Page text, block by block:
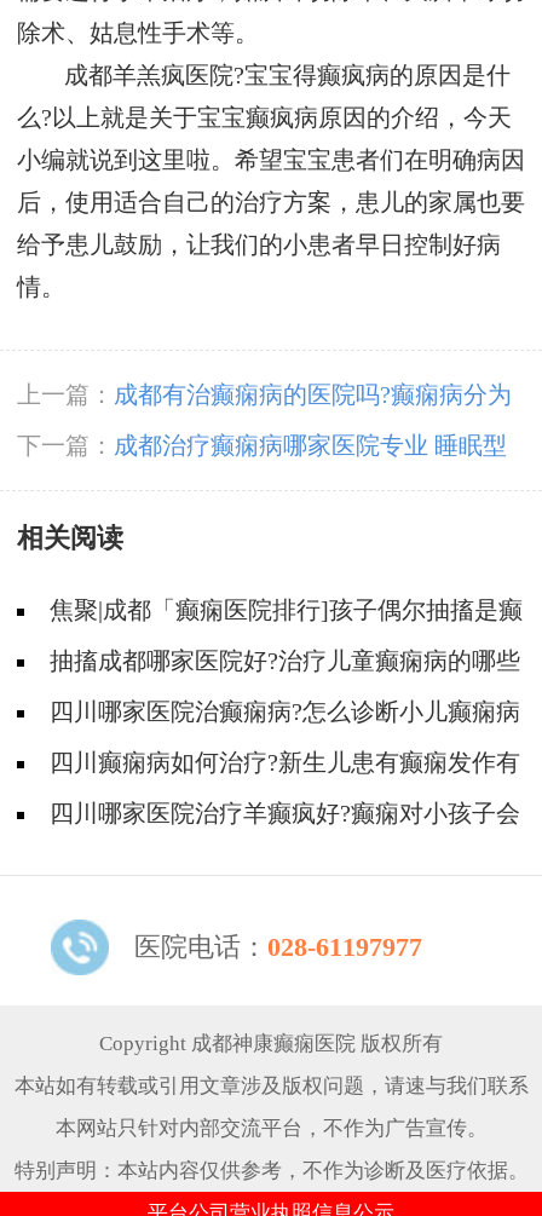
除术、姑息性手术等。
成都羊羔疯医院?宝宝得癫疯病的原因是什
么?以上就是关于宝宝癫疯病原因的介绍，今天
小编就说到这里啦。希望宝宝患者们在明确病因
后，使用适合自己的治疗方案，患儿的家属也要
给予患儿鼓励，让我们的小患者早日控制好病
情。
上一篇： 成都有治癫痫病的医院吗?癫痫病分为
几种类型
下一篇： 成都治疗癫痫病哪家医院专业 睡眠型
癫痫病怎么治疗好
相关阅读
焦聚|成都「癫痫医院排行]孩子偶尔抽搐是癫
痫吗?抽搐成都哪家医院好?治疗儿童癫痫病的哪些
药物好?
四川哪家医院治癫痫病?怎么诊断小儿癫痫病
科学?四川癫痫病如何治疗?新生儿患有癫痫发作有
什么症状?
四川哪家医院治疗羊癫疯好?癫痫对小孩子会
医院电话： 028-61197977
Copyright 成都神康癫痫医院 版权所有
本站如有转载或引用文章涉及版权问题，请速与我们联系
本网站只针对内部交流平台，不作为广告宣传。
特别声明：本站内容仅供参考，不作为诊断及医疗依据。